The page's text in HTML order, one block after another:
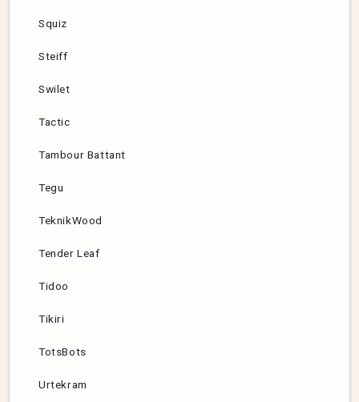
Squiz
Steiff
Swilet
Tactic
Tambour Battant
Tegu
TeknikWood
Tender Leaf
Tidoo
Tikiri
TotsBots
Urtekram